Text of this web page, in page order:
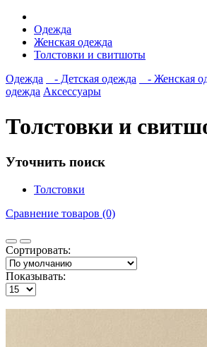
Одежда
Женская одежда
Толстовки и свитшоты
Одежда
- Детская одежда - Женская
одежда Аксессуары
Толстовки и
Уточнить поиск
Толстовки
Сравнение товаров (0)
Сортировать:
Показывать: